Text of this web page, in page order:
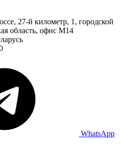
27-й километр, 1, городской
область, офис М14
WhatsApp